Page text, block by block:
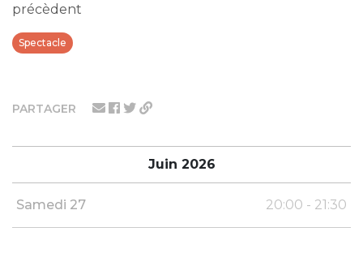
PARTAGER
Juin 2026
Samedi 27 20:00 - 21:30
précèdent
Spectacle